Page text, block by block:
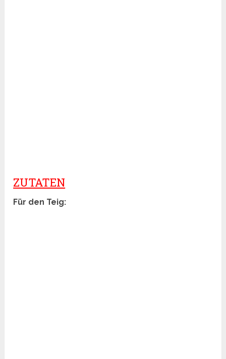
ZUTATEN
Für den Teig: